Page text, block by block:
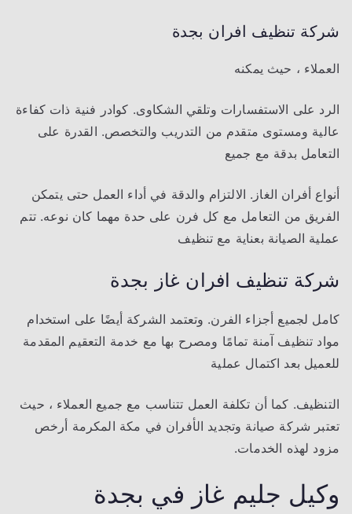
شركة تنظيف افران بجدة
العملاء ، حيث يمكنه
الرد على الاستفسارات وتلقي الشكاوى. كوادر فنية ذات كفاءة
عالية ومستوى متقدم من التدريب والتخصص. القدرة على
التعامل بدقة مع جميع
أنواع أفران الغاز. الالتزام والدقة في أداء العمل حتى يتمكن
الفريق من التعامل مع كل فرن على حدة مهما كان نوعه. تتم
عملية الصيانة بعناية مع تنظيف
شركة تنظيف افران غاز بجدة
كامل لجميع أجزاء الفرن. وتعتمد الشركة أيضًا على استخدام
مواد تنظيف آمنة تمامًا ومصرح بها مع خدمة التعقيم المقدمة
للعميل بعد اكتمال عملية
التنظيف. كما أن تكلفة العمل تتناسب مع جميع العملاء ، حيث
تعتبر شركة صيانة وتجديد الأفران في مكة المكرمة أرخص
مزود لهذه الخدمات.
وكيل جليم غاز في بجدة